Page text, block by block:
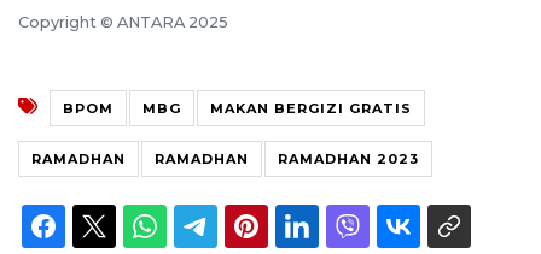
Copyright © ANTARA 2025
BPOM MBG MAKAN BERGIZI GRATIS
RAMADHAN RAMADHAN RAMADHAN 2023